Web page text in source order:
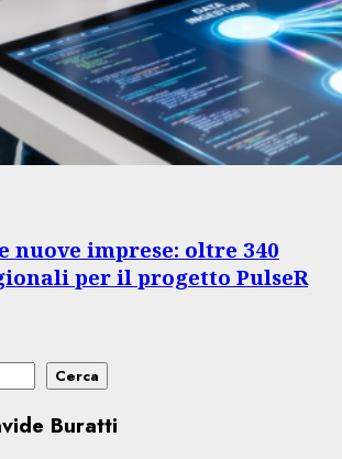
nuove imprese: oltre 340
per il progetto PulseR
Cerca
Buratti